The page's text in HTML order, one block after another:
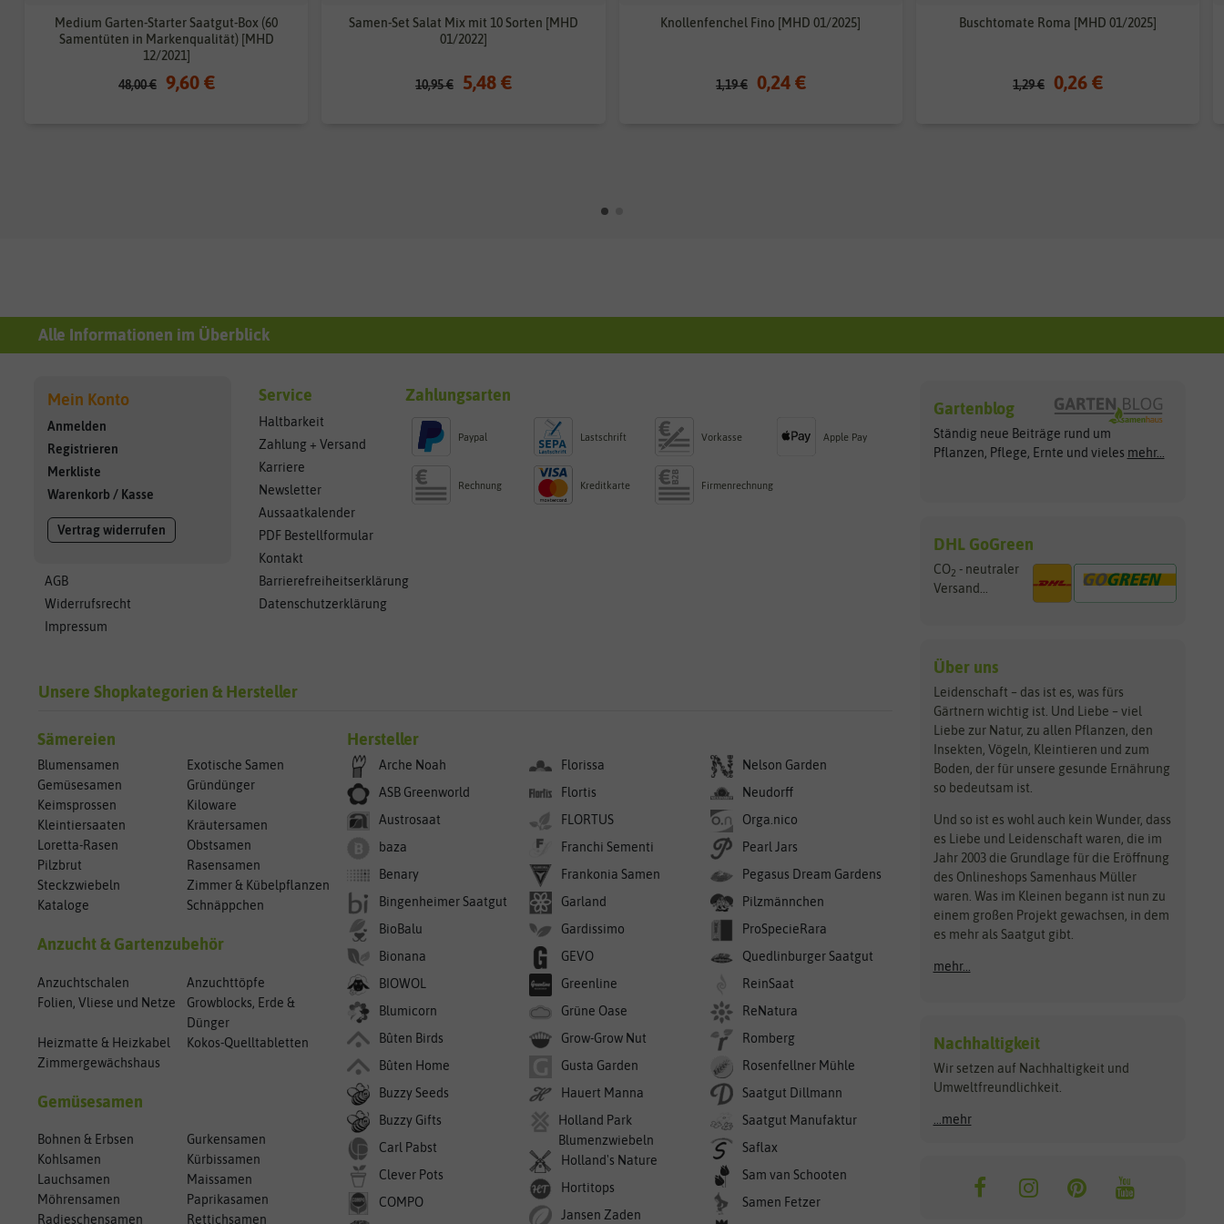
Medium Garten-Starter Saatgut-Box (60
Samentüten in Markenqualität) [MHD
12/2021]
48,00 €
9,60 €
Samen-Set Salat Mix mit 10 Sorten [MHD
01/2022]
10,95 € 5,48 €
Knollenfenchel Fino [MHD 01/2025]
1,19 € 0,24 €
Buschtomate Roma [MHD 01/2025]
1,29 € 0,26 €
Alle Informationen im Überblick
Mein Konto
Anmelden
Registrieren
Merkliste
Warenkorb / Kasse
Vertrag widerrufen
AGB
Widerrufsrecht
Impressum
Service
Haltbarkeit
Zahlung + Versand
Karriere
Newsletter
Aussaatkalender
PDF Bestellformular
Kontakt
Barrierefreiheitserklärung
Datenschutzerklärung
Zahlungsarten
Paypal Lastschrift Vorkasse Apple Pay
Rechnung Kreditkarte Firmenrechnung
Unsere Shopkategorien & Hersteller
Sämereien
Blumensamen
Exotische Samen
Gemüsesamen
Gründünger
Keimsprossen
Kiloware
Kleintiersaaten
Kräutersamen
Loretta-Rasen
Obstsamen
Pilzbrut
Rasensamen
Steckzwiebeln
Zimmer & Kübelpflanzen
Kataloge
Schnäppchen
Anzucht & Gartenzubehör
Anzuchtschalen
Anzuchttöpfe
Folien, Vliese und Netze
Growblocks, Erde &
Dünger
Heizmatte & Heizkabel
Kokos-Quelltabletten
Zimmergewächshaus
Gemüsesamen
Bohnen & Erbsen
Gurkensamen
Kohlsamen
Kürbissamen
Lauchsamen
Maissamen
Möhrensamen
Paprikasamen
Radieschensamen
Rettichsamen
Hersteller
Arche Noah
ASB Greenworld
Austrosaat
baza
Benary
Bingenheimer Saatgut
BioBalu
Bionana
BIOWOL
Blumicorn
Bûten Birds
Bûten Home
Buzzy Seeds
Buzzy Gifts
Carl Pabst
Clever Pots
COMPO
Florissa
Flortis
FLORTUS
Franchi Sementi
Frankonia Samen
Garland
Gardissimo
GEVO
Greenline
Grüne Oase
Grow-Grow Nut
Gusta Garden
Hauert Manna
Holland Park
Blumenzwiebeln
Holland's Nature
Hortitops
Jansen Zaden
Nelson Garden
Neudorff
Orga.nico
Pearl Jars
Pegasus Dream Gardens
Pilzmännchen
ProSpecieRara
Quedlinburger Saatgut
ReinSaat
ReNatura
Romberg
Rosenfellner Mühle
Saatgut Dillmann
Saatgut Manufaktur
Saflax
Sam van Schooten
Samen Fetzer
Gartenblog
Ständig neue Beiträge rund um
Pflanzen, Pflege, Ernte und vieles mehr...
DHL GoGreen
CO2 - neutraler
Versand...
Über uns
Leidenschaft – das ist es, was fürs
Gärtnern wichtig ist. Und Liebe – viel
Liebe zur Natur, zu allen Pflanzen, den
Insekten, Vögeln, Kleintieren und zum
Boden, der für unsere gesunde Ernährung
so bedeutsam ist.
Und so ist es wohl auch kein Wunder, dass
es Liebe und Leidenschaft waren, die im
Jahr 2003 die Grundlage für die Eröffnung
des Onlineshops Samenhaus Müller
waren. Was im Kleinen begann ist nun zu
einem großen Projekt gewachsen, in dem
es mehr als Saatgut gibt.
mehr...
Nachhaltigkeit
Wir setzen auf Nachhaltigkeit und
Umweltfreundlichkeit.
...mehr